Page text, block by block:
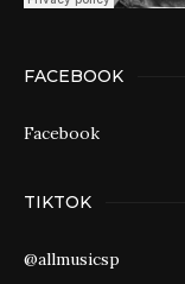
FACEBOOK
Facebook
TIKTOK
@allmusicsp